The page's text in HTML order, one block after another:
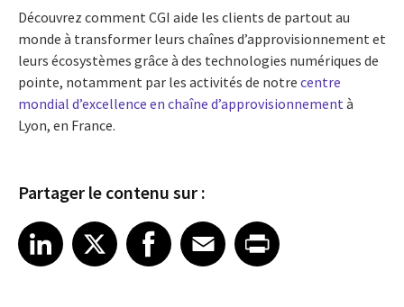
Découvrez comment CGI aide les clients de partout au
monde à transformer leurs chaînes d’approvisionnement et
leurs écosystèmes grâce à des technologies numériques de
pointe, notamment par les activités de notre centre
mondial d’excellence en chaîne d’approvisionnement à
Lyon, en France.
Partager le contenu sur :
Share article on LinkedIn
LinkedIn
Share article on XShare article on Facebook
Facebook
Share article on Email
EmailShare article on Print